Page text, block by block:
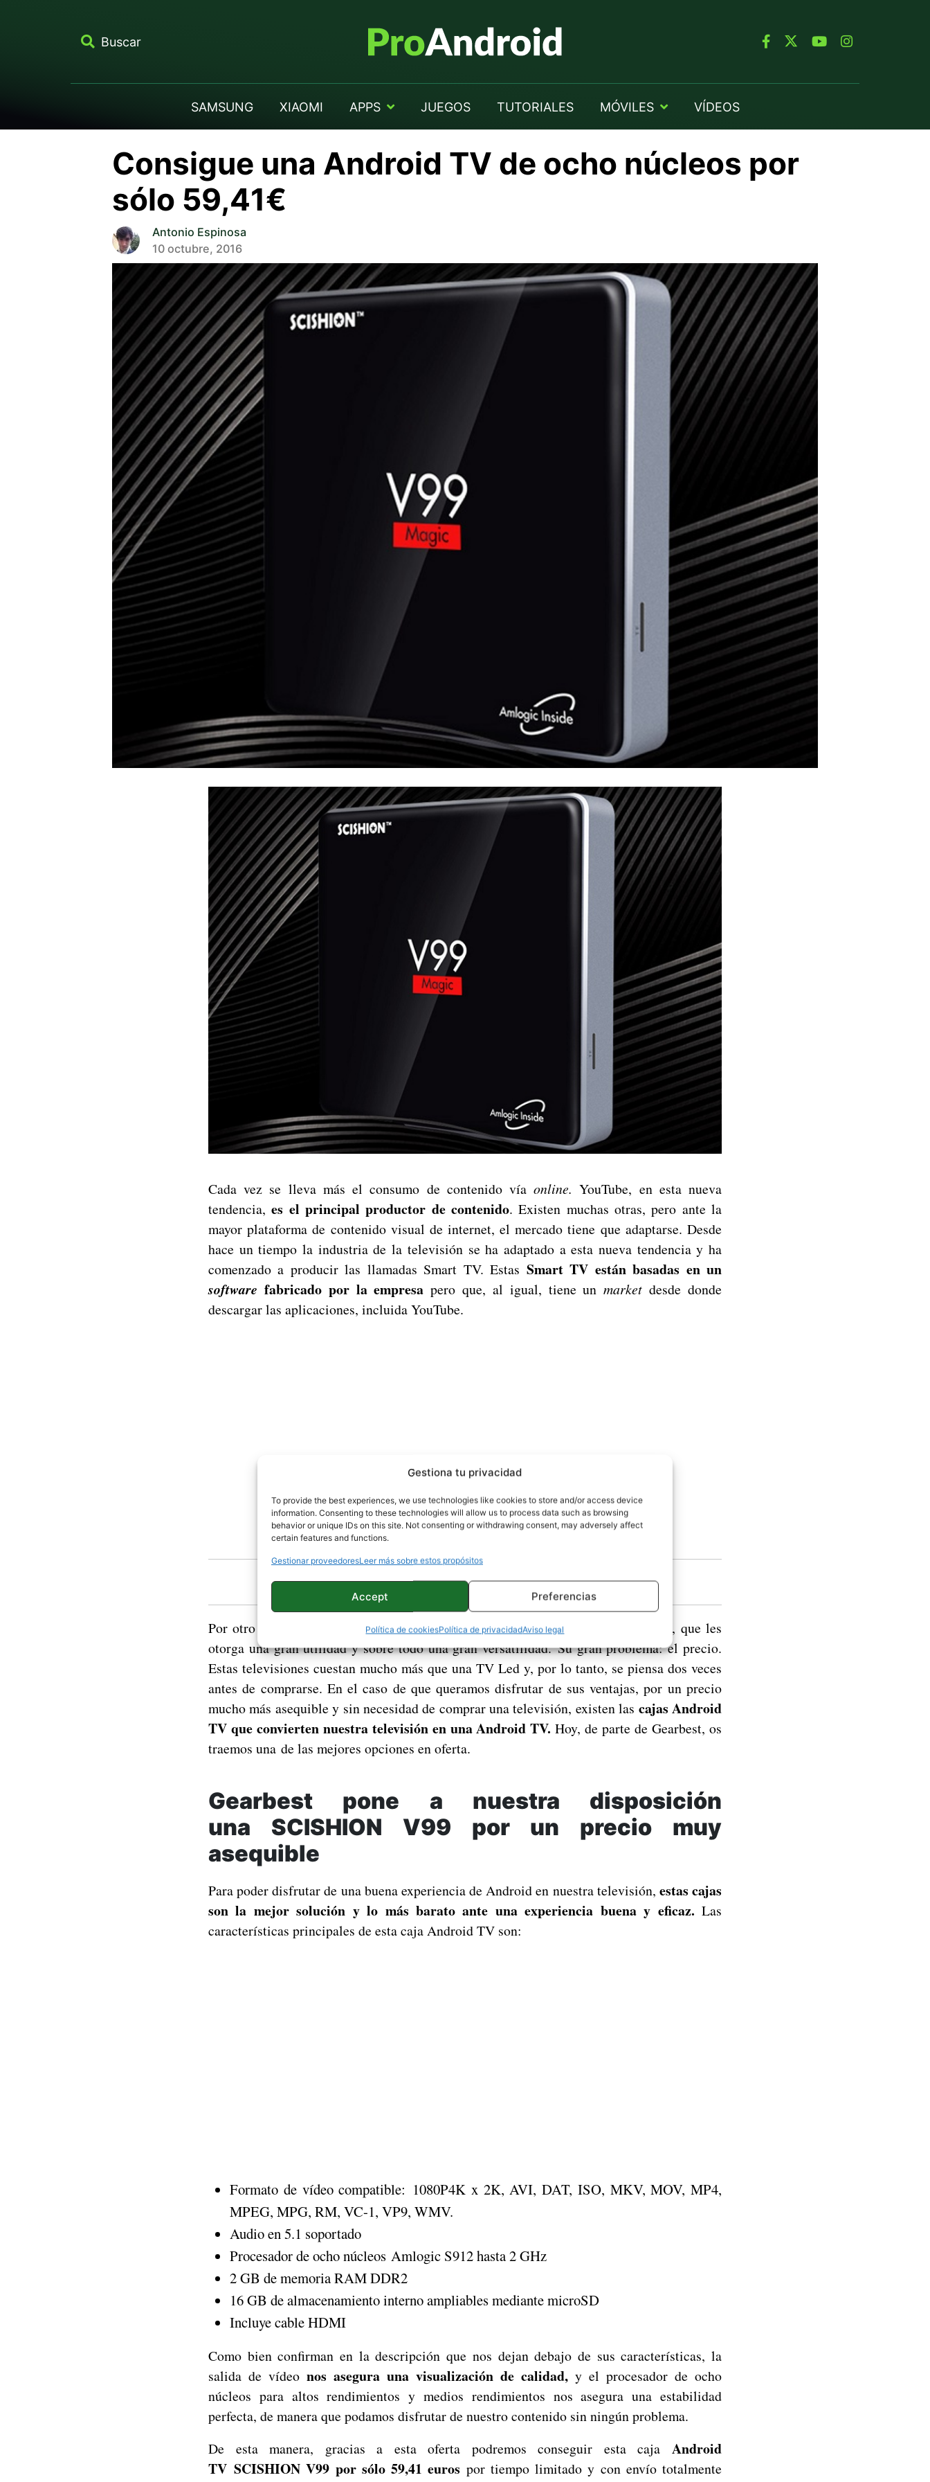
Gestiona tu privacidad
To provide the best experiences, we use technologies like cookies to store and/or access device
information. Consenting to these technologies will allow us to process data such as browsing
behavior or unique IDs on this site. Not consenting or withdrawing consent, may adversely affect
certain features and functions.
Gestionar proveedoresLeer más sobre estos propósitos
Accept Preferencias
Política de cookiesPolítica de privacidadAviso legal
Buscar
SAMSUNG XIAOMI APPS JUEGOS TUTORIALES MÓVILES VÍDEOS
Consigue una Android TV de ocho núcleos por
sólo 59,41€
Antonio Espinosa
10 octubre, 2016
Cada vez se lleva más el consumo de contenido víaonline. YouTube, en esta nueva
tendencia, es el principal productor de contenido. Existen muchas otras, pero ante la
mayor plataforma de contenido visual de internet, el mercado tiene que adaptarse. Desde
hace un tiempo la industria de la televisión se ha adaptado a esta nueva tendencia y ha
comenzado a producir las llamadas Smart TV. Estas Smart TV están basadas en un
software fabricado por la empresa pero que, al igual, tiene unmarket desde donde
descargar las aplicaciones, incluida YouTube.
Duo sustituye a Hangouts y vendrá preinstalada en Android
Por otro lado, existen las televisiones con Android TVcomo sistema operativo, que les
otorga una gran utilidad y sobre todo una gran versatilidad. Su gran problema: el precio.
Estas televisiones cuestan mucho más que una TV Led y, por lo tanto, se piensa dos veces
antes de comprarse. En el caso de que queramos disfrutar de sus ventajas, por un precio
mucho más asequible y sin necesidad de comprar una televisión, existen las cajas Android
TV que convierten nuestra televisión en una Android TV. Hoy, de parte de Gearbest, os
traemos una de las mejores opciones en oferta.
Gearbest pone a nuestra disposición
una SCISHION V99 por un precio muy
asequible
Para poder disfrutar de una buena experiencia de Android en nuestra televisión, estas cajas
son la mejor solución y lo más barato ante una experiencia buena y eficaz. Las
características principales de esta caja Android TV son:
Formato de vídeo compatible: 1080P4K x 2K, AVI, DAT, ISO, MKV, MOV, MP4,
MPEG, MPG, RM, VC-1, VP9, WMV.
Audio en 5.1 soportado
Procesador de ocho núcleos Amlogic S912 hasta 2 GHz
2 GB de memoria RAM DDR2
16 GB de almacenamiento interno ampliables mediante microSD
Incluye cable HDMI
Como bien confirman en la descripción que nos dejan debajo de sus características, la
salida de vídeo nos asegura una visualización de calidad, y el procesador de ocho
núcleos para altos rendimientos y medios rendimientos nos asegura una estabilidad
perfecta, de manera que podamos disfrutar de nuestro contenido sin ningún problema.
De esta manera, gracias a esta oferta podremos conseguir esta caja Android
TV SCISHION V99 por sólo 59,41 euros por tiempo limitado y con envío totalmente